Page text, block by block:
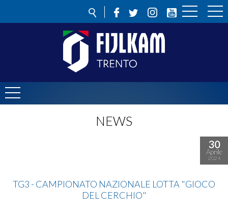
NEWS
30
Aprile
2024
TG3 - CAMPIONATO NAZIONALE LOTTA "GIOCO
DEL CERCHIO"